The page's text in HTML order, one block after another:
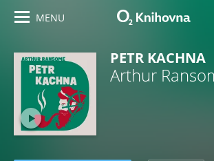
MENU
PETR KACHNA
Arthur